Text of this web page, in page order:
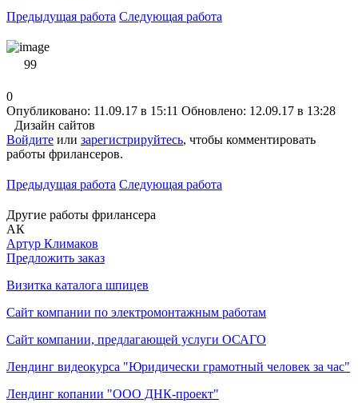
Предыдущая работа Следующая работа
99
0
Опубликовано: 11.09.17 в 15:11 Обновлено: 12.09.17 в 13:28
Дизайн сайтов
Войдите или зарегистрируйтесь, чтобы комментировать
работы фрилансеров.
Предыдущая работа Следующая работа
Другие работы фрилансера
АК
Артур Климаков
Предложить заказ
Визитка каталога шпицев
Сайт компании по электромонтажным работам
Сайт компании, предлагающей услуги ОСАГО
Лендинг видеокурса "Юридически грамотный человек за час"
Лендинг копании "ООО ДНК-проект"